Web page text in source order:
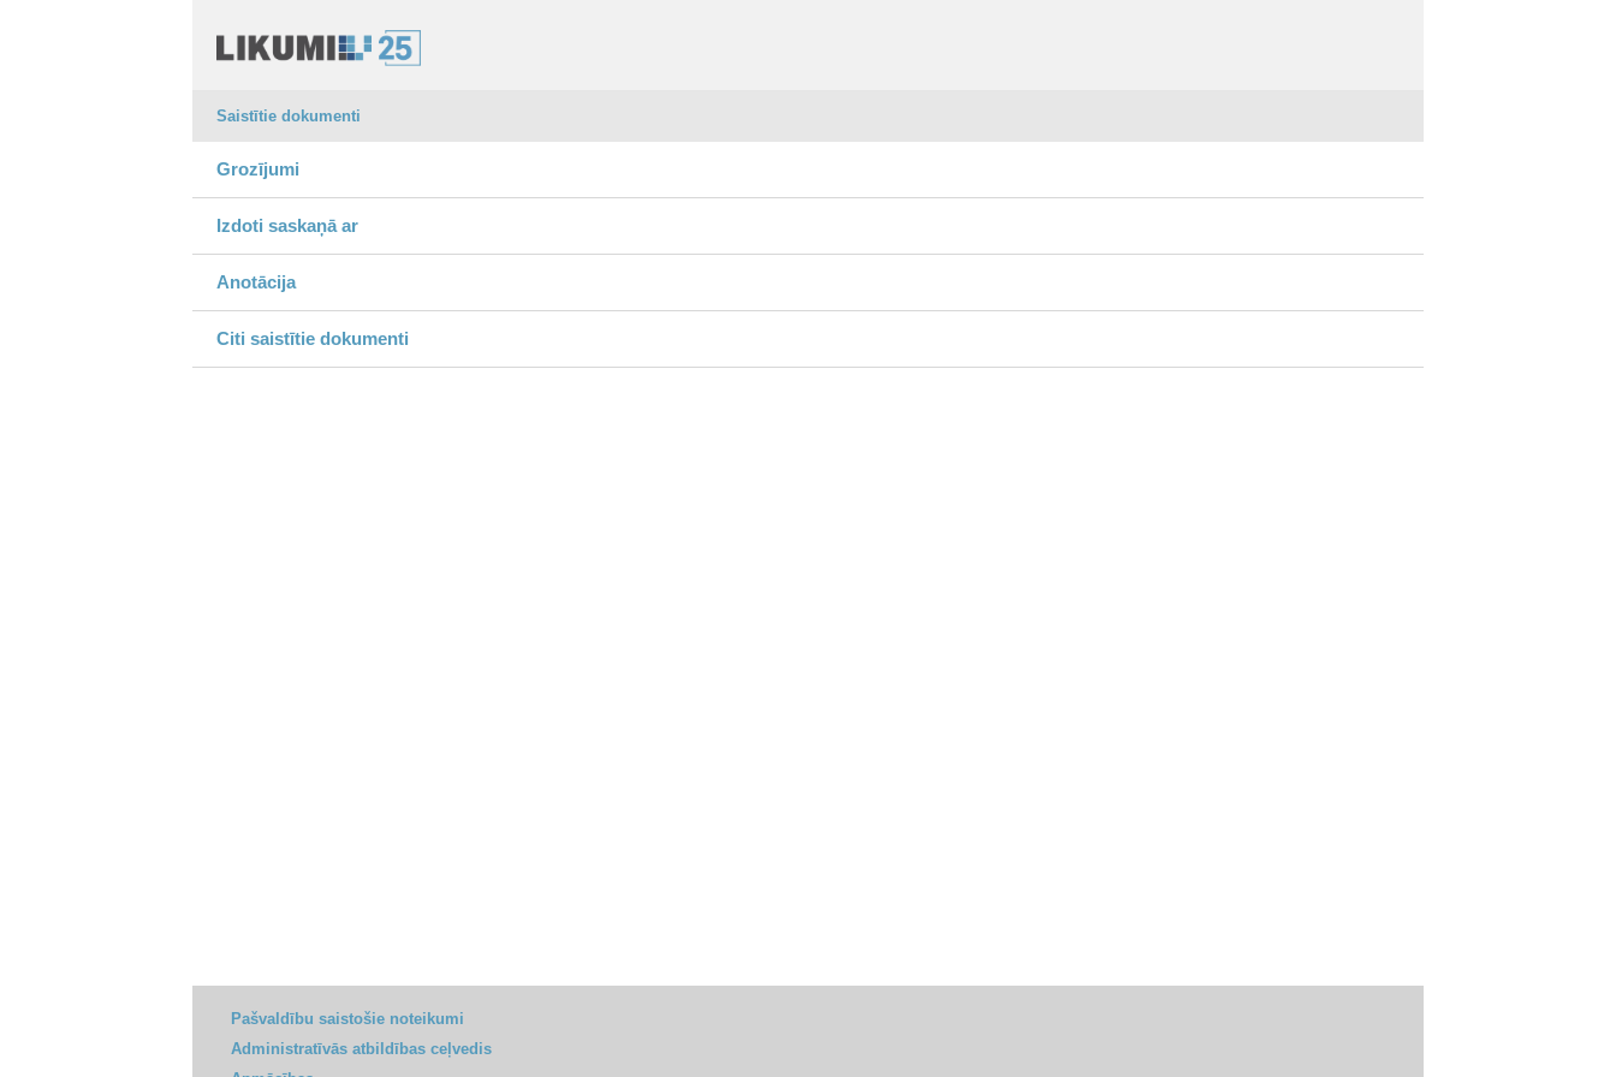
Saistītie dokumenti
Grozījumi
Izdoti saskaņā ar
Anotācija
Citi saistītie dokumenti
Pašvaldību saistošie noteikumi
Administratīvās atbildības ceļvedis